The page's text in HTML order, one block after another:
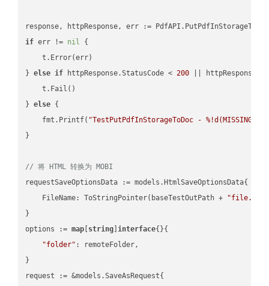
if err != nil {
    t.Error(err)
} else if httpResponse.StatusCode < 200 ||
    t.Fail()
} else {
    fmt.Printf(
"TestPutPdfInStorageToDoc - %!d(MISSING)\n"
}
// 将 HTML 转换为 MOBI
requestSaveOptionsData := models.HtmlSaveOptionsData{
    FileName: ToStringPointer(baseTestOutPath +
}
options := map string ]interface{}{
"folder" : remoteFolder,
}
request := &models.SaveAsRequest{